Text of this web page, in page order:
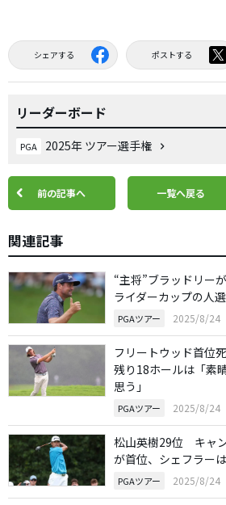
シェアする ポストする
リーダーボード
PGA 2025年 ツアー選手権
前の記事へ 一覧へ戻る
関連記事
“主将”ブラッドリー
ライダーカップの人
PGAツアー 2025/8/24
フリートウッド首位
残り18ホールは「素
思う」
PGAツアー 2025/8/24
松山英樹29位 キャ
が首位、シェフラー
PGAツアー 2025/8/24